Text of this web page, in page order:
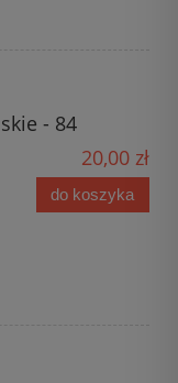
- 84
20,00 zł
do koszyka